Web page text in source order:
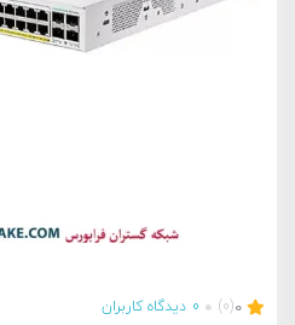
0
(0)
0 دیدگاه کاربران